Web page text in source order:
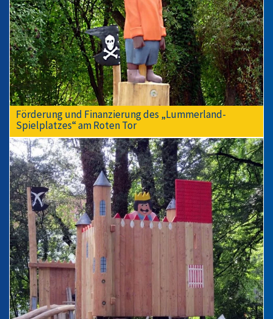
Förderung und Finanzierung des „Lummerland-
Spielplatzes“ am Roten Tor